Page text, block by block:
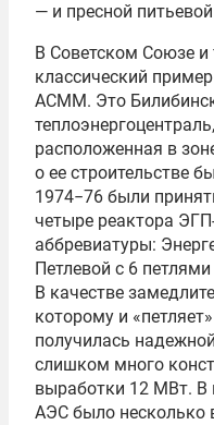
— и пресной
В Советском Союзе и
классический
АСММ. Это
расположенная в
о ее строительстве
1974−76 были
четыре реактора
аббревиатуры:
Петлевой с 6
В качестве
которому и
получилась
слишком много
выработки 12 МВт. В
АЭС было несколько